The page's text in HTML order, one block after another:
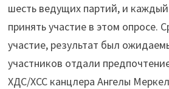
шесть ведущих партий, и
принять участие в этом опросе.
участие, результат был
участников отдали
ХДС/ХСС канцлера Ангелы